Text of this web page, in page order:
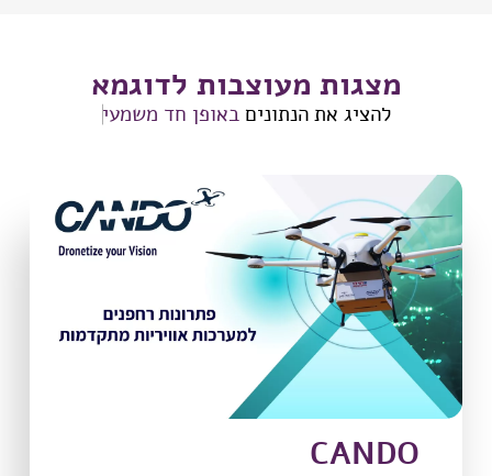
מצגות מעוצבות לדוגמא
להציג את הנתונים באופן חד משמעי
CANDO